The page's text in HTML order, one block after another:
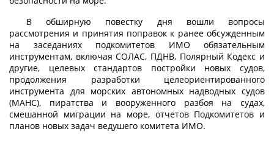
В обширную повестку дня вошли вопросы
рассмотрения и принятия поправок к ранее обсужденным
на заседаниях подкомитетов ИМО обязательным
инструментам, включая СОЛАС, ПДНВ, Полярный Кодекс и
другие, целевых стандартов постройки новых судов,
продолжения разработки целеориентированного
инструмента для морских автономных надводных судов
(МАНС), пиратства и вооруженного разбоя на судах,
смешанной миграции на море, отчетов Подкомитетов и
планов новых задач ведушего комитета ИМО.